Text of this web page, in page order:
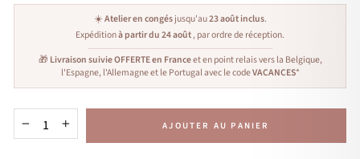
☀️Atelier en congésjusqu'au23 août inclus.
Expéditionà partir du 24 août, par ordre de réception.
🎁 Livraison suivie OFFERTE en Franceet en point relais vers la Belgique,
l'Espagne, l'Allemagne et le Portugal avec le codeVACANCES*
+ AJOUTER AU PANIER